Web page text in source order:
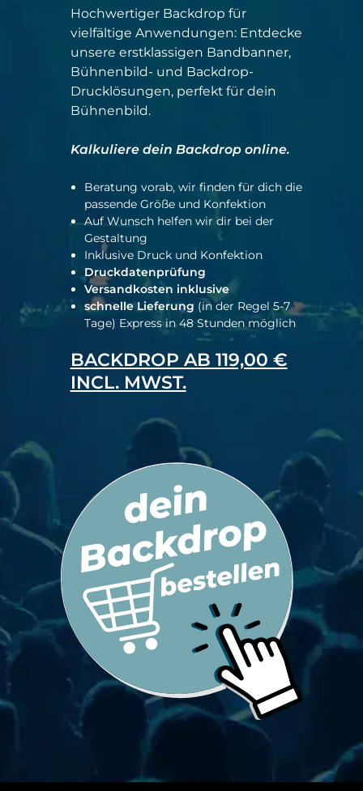
Hochwertiger Backdrop für
vielfältige Anwendungen: Entdecke
unsere erstklassigen Bandbanner,
Bühnenbild- und Backdrop-
Drucklösungen, perfekt für dein
Bühnenbild.
Kalkuliere dein Backdrop online.
Beratung vorab, wir finden für dich die
passende Größe und Konfektion
Auf Wunsch helfen wir dir bei der
Gestaltung
Inklusive Druck und Konfektion
Druckdatenprüfung
Versandkosten inklusive
schnelle Lieferung (in der Regel 5-7
Tage) Express in 48 Stunden möglich
BACKDROP AB 119,00 €
INCL. MWST.